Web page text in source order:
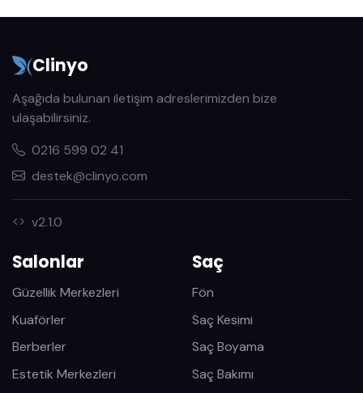
Clinyo
Aşağıda bulunan iletişim adreslerimizden bize
ulaşabilirsiniz.
0216 599 02 41
destek@clinyo.com
v2.1.0
Salonlar
Güzellik Merkezleri
Kuaförler
Berberler
Estetik Merkezleri
Saç
Fön
Saç Kesimi
Saç Boyama
Saç Bakımı